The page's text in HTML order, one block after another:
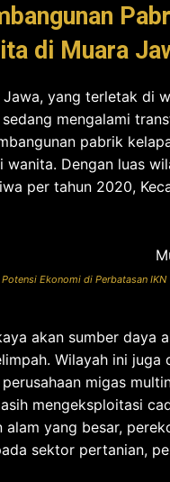
di Muara
Jawa, yang terletak di
sedang mengalami
pabrik
wanita. Dengan luas
per tahun 2020,
Ekonomi di Perbatasan IKN
akan sumber daya
Wilayah ini
migas
mengeksploitasi
alam yang besar,
sektor pertanian,